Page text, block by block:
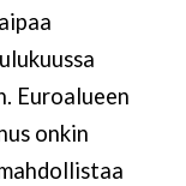
Euroalueen
onkin